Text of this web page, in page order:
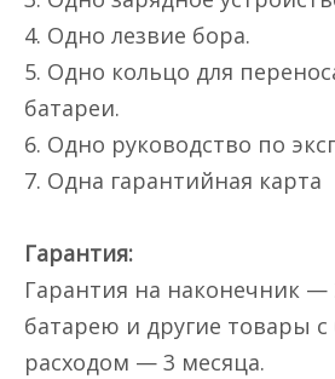
4. Одно лезвие бора.
5. Одно кольцо для
батареи.
6. Одно руководство по
7. Одна гарантийная карта
Гарантия:
Гарантия на наконечник —
батарею и другие товары
расходом — 3 месяца.